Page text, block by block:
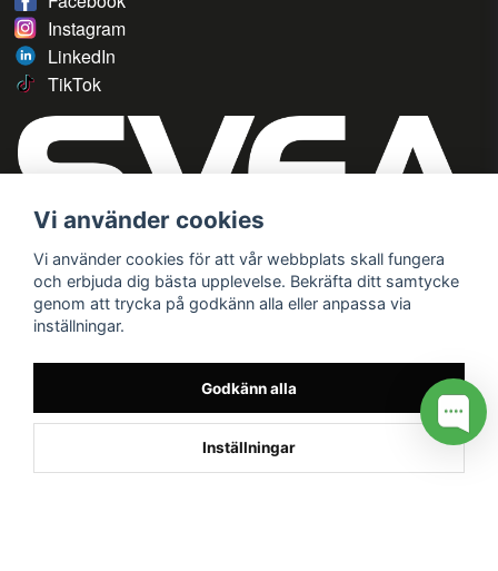
Instagram
LinkedIn
TikTok
Vi använder cookies
Vi använder cookies för att vår webbplats skall fungera
och erbjuda dig bästa upplevelse. Bekräfta ditt samtycke
genom att trycka på godkänn alla eller anpassa via
inställningar.
Godkänn alla
Inställningar